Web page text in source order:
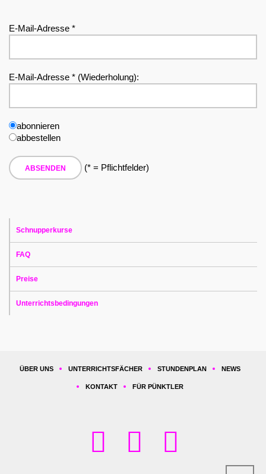
E-Mail-Adresse *
E-Mail-Adresse * (Wiederholung):
abonnieren
abbestellen
(* = Pflichtfelder)
Schnupperkurse
FAQ
Preise
Unterrichtsbedingungen
ÜBER UNS UNTERRICHTSFÄCHER STUNDENPLAN NEWS
KONTAKT FÜR PÜNKTLER